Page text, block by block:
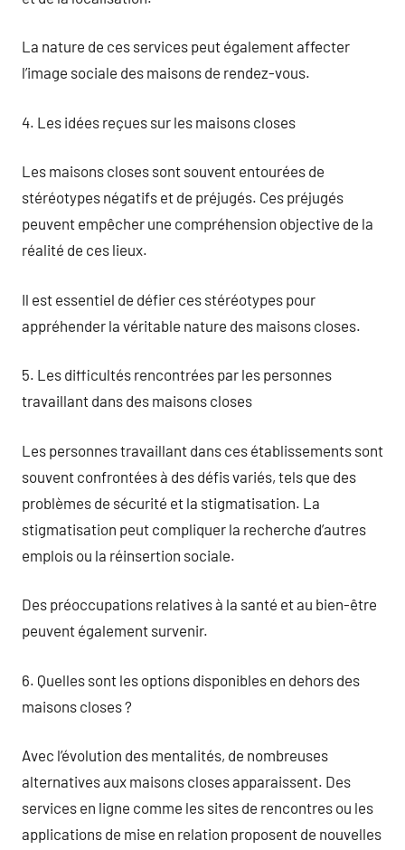
La nature de ces services peut également affecter
l’image sociale des maisons de rendez-vous.
4. Les idées reçues sur les maisons closes
Les maisons closes sont souvent entourées de
stéréotypes négatifs et de préjugés. Ces préjugés
peuvent empêcher une compréhension objective de la
réalité de ces lieux.
Il est essentiel de défier ces stéréotypes pour
appréhender la véritable nature des maisons closes.
5. Les difficultés rencontrées par les personnes
travaillant dans des maisons closes
Les personnes travaillant dans ces établissements sont
souvent confrontées à des défis variés, tels que des
problèmes de sécurité et la stigmatisation. La
stigmatisation peut compliquer la recherche d’autres
emplois ou la réinsertion sociale.
Des préoccupations relatives à la santé et au bien-être
peuvent également survenir.
6. Quelles sont les options disponibles en dehors des
maisons closes ?
Avec l’évolution des mentalités, de nombreuses
alternatives aux maisons closes apparaissent. Des
services en ligne comme les sites de rencontres ou les
applications de mise en relation proposent de nouvelles